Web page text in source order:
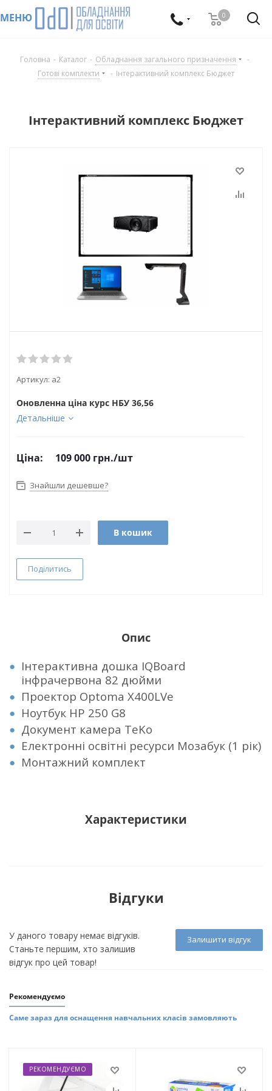
МЕНЮ 0
Головна - Каталог - Обладнання загального призначення
-
Готові комплекти
- Інтерактивний комплекс Бюджет
Інтерактивний комплекс Бюджет
Артикул: a2
Оновленна ціна курс НБУ 36,56
Детальніше
Ціна: 109 000 грн./шт
Знайшли дешевше?
В кошик
Поділитись
Опис
Інтерактивна дошка IQBoard
інфрачервона 82 дюйми
Проектор Optoma X400LVe
Ноутбук HP 250 G8
Документ камера TeKo
Електронні освітні ресурси Мозабук (1 рік)
Монтажний комплект
Характеристики
Відгуки
Залишити відгук
У даного товару немає відгуків.
Станьте першим, хто залишив
відгук про цей товар!
Рекомендуємо
Саме зараз для оснащення навчальних класів замовляють
РЕКОМЕНДУЄМО